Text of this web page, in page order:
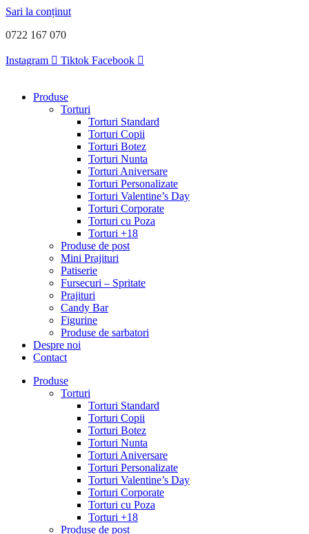
Sari la conținut
0722 167 070
Instagram Tiktok Facebook
Produse
Torturi
Torturi Standard
Torturi Copii
Torturi Botez
Torturi Nunta
Torturi Aniversare
Torturi Personalizate
Torturi Valentine’s Day
Torturi Corporate
Torturi cu Poza
Torturi +18
Produse de post
Mini Prajituri
Patiserie
Fursecuri – Spritate
Prajituri
Candy Bar
Figurine
Produse de sarbatori
Despre noi
Contact
Produse
Torturi
Torturi Standard
Torturi Copii
Torturi Botez
Torturi Nunta
Torturi Aniversare
Torturi Personalizate
Torturi Valentine’s Day
Torturi Corporate
Torturi cu Poza
Torturi +18
Produse de post